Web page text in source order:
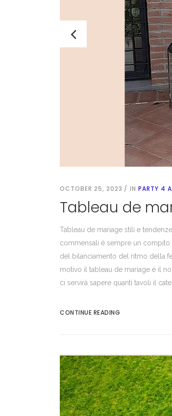
OCTOBER 25, 2023 IN PARTY 4
Tableau de
Tableau de mariage stili e
commensali é sempre un
del bilanciamento del ritmo della
motivo il tableau de mariage é il
ci servirà sapere quanti tavoli il
CONTINUE READING